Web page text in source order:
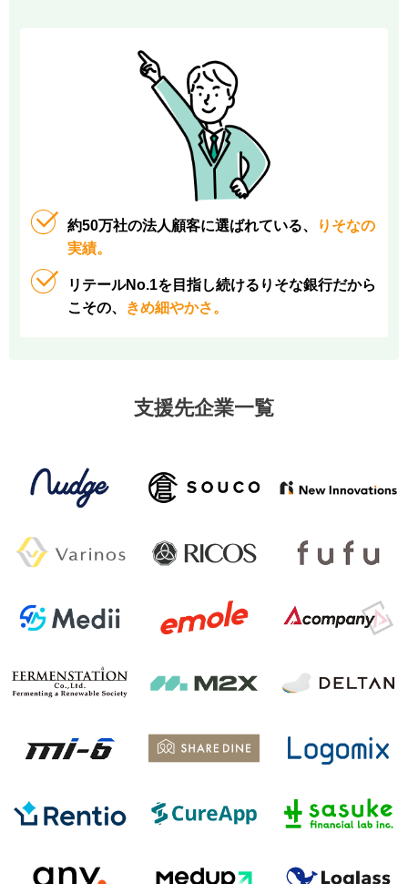
約50万社の法人顧客に選ばれている、
りそなの
実績。
リテールNo.1を目指し続けるりそな銀行だから
こその、
きめ細やかさ。
支援先企業一覧